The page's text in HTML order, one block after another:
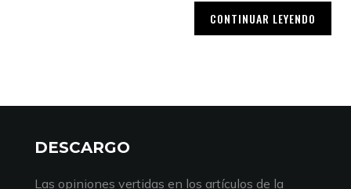
CONTINUAR LEYENDO
DESCARGO
Las opiniones vertidas en los artículos de la